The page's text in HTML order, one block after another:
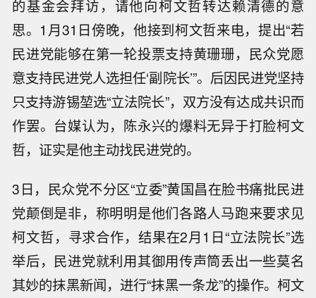
的基金会拜访，请他向柯文哲转达赖清德的意
思。1月31日傍晚，他接到柯文哲来电，提出“若
民进党能够在第一轮投票支持黄珊珊，民众党愿
意支持民进党人选担任‘副院长’”。后因民进党坚持
只支持游锡堃选“立法院长”，双方没有达成共识而
作罢。台媒认为，陈永兴的爆料无异于打脸柯文
哲，证实是他主动找民进党的。
3日，民众党不分区“立委”黄国昌在脸书痛批民进
党颠倒是非，称明明是他们各路人马跑来要求见
柯文哲，寻求合作，结果在2月1日“立法院长”选
举后，民进党就利用其御用传声筒丢出一些莫名
其妙的抹黑新闻，进行“抹黑一条龙”的操作。柯文